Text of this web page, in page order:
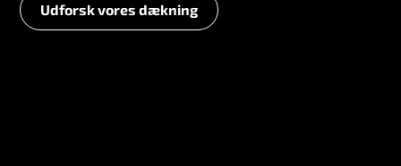
Udforsk vores dækning